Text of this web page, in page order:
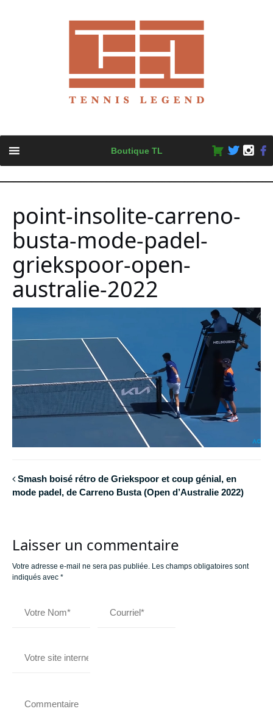
content
Boutique TL
point-insolite-carreno-
busta-mode-padel-
griekspoor-open-
australie-2022
Smash boisé rétro de Griekspoor et coup génial, en
mode padel, de Carreno Busta (Open d’Australie 2022)
Laisser un commentaire
Votre adresse e-mail ne sera pas publiée. Les champs obligatoires sont
indiqués avec *